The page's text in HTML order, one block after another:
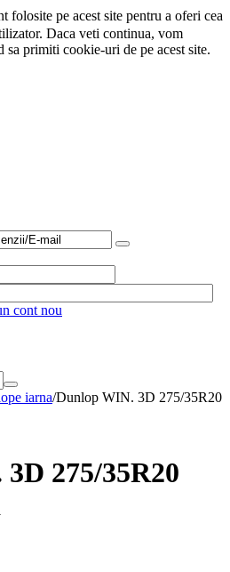
folosite pe acest site pentru a oferi cea
Daca veti continua, vom
sa primiti cookie-uri de pe acest site.
cont nou
iarna/Dunlop WIN. 3D 275/35R20
275/35R20